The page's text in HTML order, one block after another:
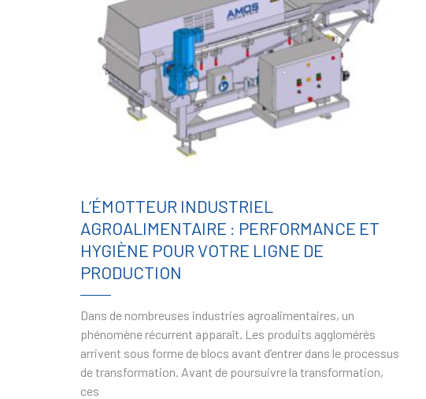
L’ÉMOTTEUR INDUSTRIEL
AGROALIMENTAIRE : PERFORMANCE ET
HYGIÈNE POUR VOTRE LIGNE DE
PRODUCTION
Dans de nombreuses industries agroalimentaires, un
phénomène récurrent apparaît. Les produits agglomérés
arrivent sous forme de blocs avant d’entrer dans le processus
de transformation. Avant de poursuivre la transformation,
ces